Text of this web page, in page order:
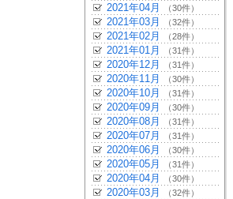
2021年04月 （30件）
2021年03月 （32件）
2021年02月 （28件）
2021年01月 （31件）
2020年12月 （31件）
2020年11月 （30件）
2020年10月 （31件）
2020年09月 （30件）
2020年08月 （31件）
2020年07月 （31件）
2020年06月 （30件）
2020年05月 （31件）
2020年04月 （30件）
2020年03月 （32件）